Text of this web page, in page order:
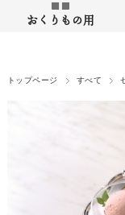
おくりもの用
トップページ すべて